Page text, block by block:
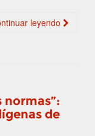
leyendo
normas”:
de